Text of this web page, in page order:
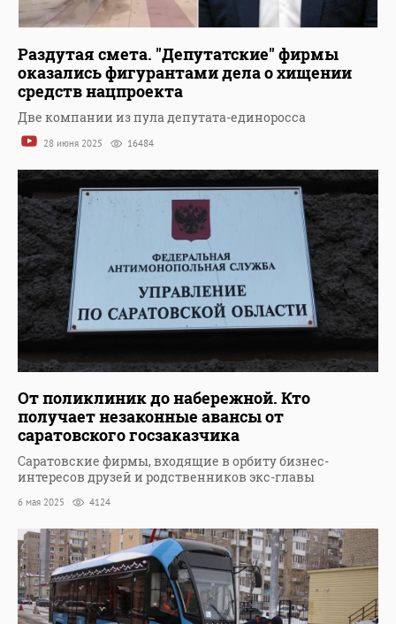
Раздутая смета. "Депутатские" фирмы
оказались фигурантами дела о хищении
средств нацпроекта
Две компании из пула депутата-единоросса
28 июня 2025 16484
От поликлиник до набережной. Кто
получает незаконные авансы от
саратовского госзаказчика
Саратовские фирмы, входящие в орбиту бизнес-
интересов друзей и родственников экс-главы
6 мая 2025 4124